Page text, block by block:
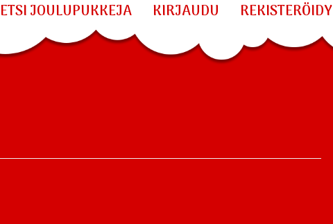
ETSI JOULUPUKKEJA KIRJAUDU REKISTERÖIDY